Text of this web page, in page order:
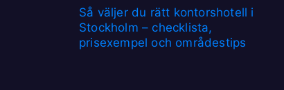
Så väljer du rätt kontorshotell i
Stockholm – checklista,
prisexempel och områdestips